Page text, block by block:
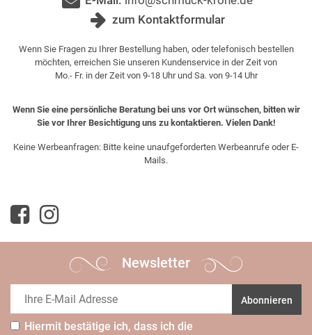
zum Kontaktformular
Wenn Sie Fragen zu Ihrer Bestellung haben, oder telefonisch bestellen
möchten, erreichen Sie unseren Kundenservice in der Zeit von
Mo.- Fr. in der Zeit von 9-18 Uhr und Sa. von 9-14 Uhr
Wenn Sie eine persönliche Beratung bei uns vor Ort wünschen, bitten wir
Sie vor Ihrer Besichtigung uns zu kontaktieren. Vielen Dank!
Keine Werbeanfragen: Bitte keine unaufgeforderten Werbeanrufe oder E-
Mails.
Newsletter
Abonnieren
Hiermit bestätige ich, dass ich die